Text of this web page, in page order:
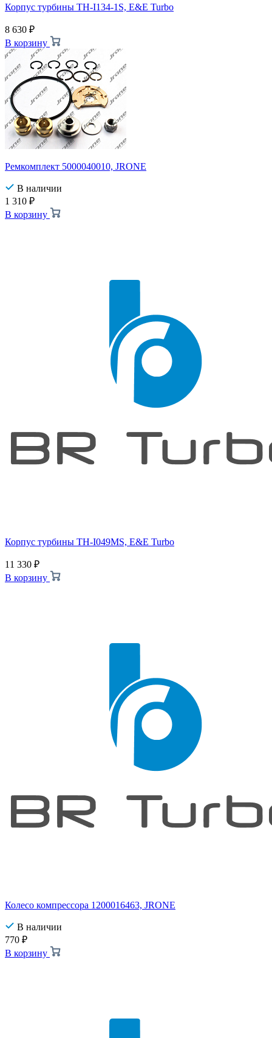
Корпус турбины TH-I134-1S, E&E Turbo
8 630 ₽
В корзину
Ремкомплект 5000040010, JRONE
В наличии
1 310 ₽
В корзину
Корпус турбины TH-I049MS, E&E Turbo
11 330 ₽
В корзину
Колесо компрессора 1200016463, JRONE
В наличии
770 ₽
В корзину